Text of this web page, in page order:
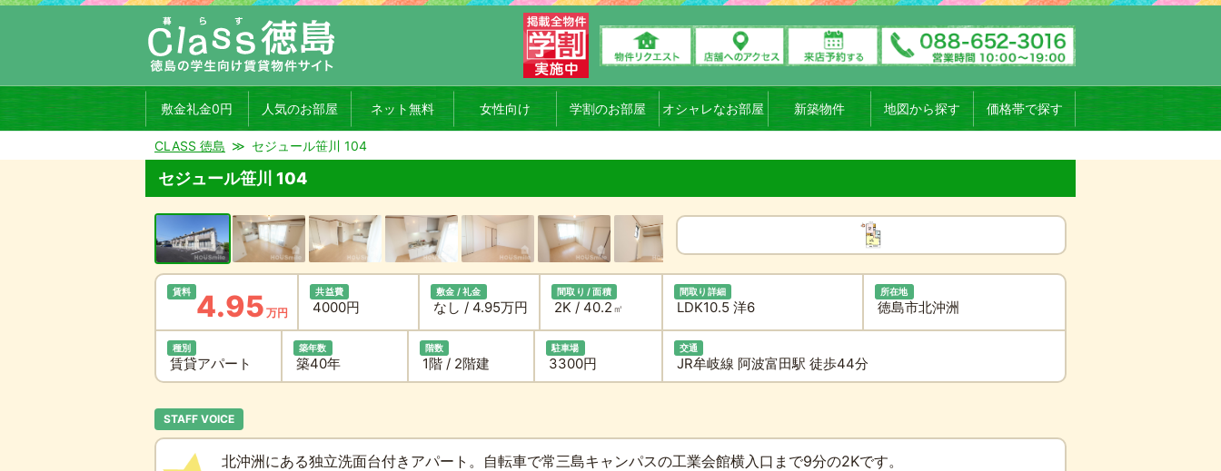
敷金礼金0円 人気のお部屋 ネット無料 女性向け 学割のお部屋 オシャレなお部屋 新築物件 地図から探す 価格帯で探す
CLASS 徳島 セジュール笹川 104
セジュール笹川 104
賃料 4.95 万円
共益費
4000円
敷金 / 礼金
なし / 4.95万円
間取り / 面積
2K / 40.2 ㎡
間取り詳細
LDK10.5 洋6
所在地
徳島市北沖洲
種別
賃貸アパート
築年数
築40年
階数
1階 / 2階建
駐車場
3300円
交通
JR牟岐線 阿波富田駅 徒歩44分
STAFF VOICE
北沖洲にある独立洗面台付きアパート。自転車で常三島キャンパスの工業会館横入口まで9分の2Kです。